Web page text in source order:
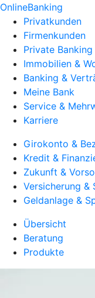
OnlineBanking
Privatkunden
Firmenkunden
Private Banking
Immobilien &
Banking &
Meine Bank
Service &
Karriere
Girokonto &
Kredit &
Zukunft &
Versicherung &
Geldanlage &
Übersicht
Beratung
Produkte